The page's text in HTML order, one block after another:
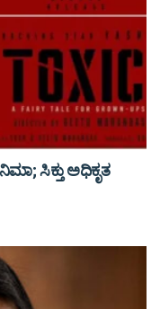
ಸಿಕ್ತು ಅಧಿಕೃತ